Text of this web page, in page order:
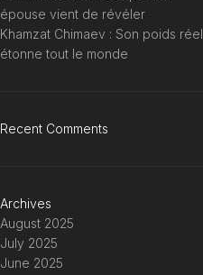
épouse vient de révéler
Khamzat Chimaev : Son poids réel
étonne tout le monde
Recent Comments
Archives
August 2025
July 2025
June 2025